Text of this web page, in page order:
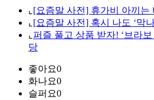
⌞ [요즘말 사전] 휴가비 아끼는
⌞ [요즘말 사전] 혹시 나도 ‘막
⌞ 퍼즐 풀고 상품 받자! ‘브라
당
좋아요0
화나요0
슬퍼요0